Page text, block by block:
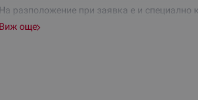
На разположение при заявка е и специално
Следобеден чай –
Виж още